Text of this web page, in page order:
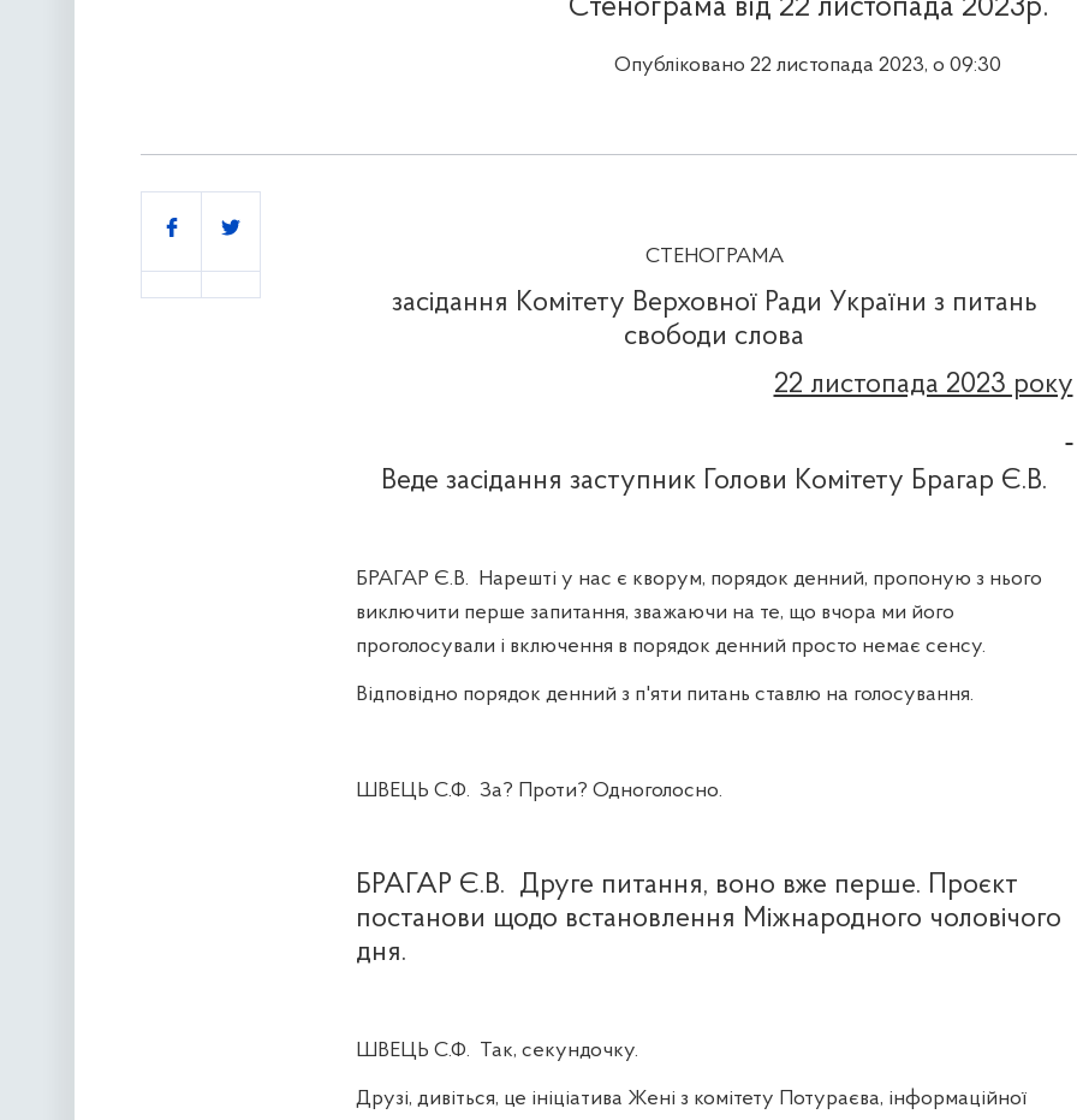
Стенограма від 22 листопада 2023р.
Опубліковано 22 листопада 2023, о 09:30
СТЕНОГРАМА
засідання Комітету Верховної Ради України з питань
свободи слова
22 листопада 2023 року
Веде засідання заступник Голови Комітету Брагар Є.В.
БРАГАР Є.В. Нарешті у нас є кворум, порядок денний, пропоную з нього
виключити перше запитання, зважаючи на те, що вчора ми його
проголосували і включення в порядок денний просто немає сенсу.
Відповідно порядок денний з п'яти питань ставлю на голосування.
ШВЕЦЬ С.Ф. За? Проти? Одноголосно.
БРАГАР Є.В. Друге питання, воно вже перше. Проєкт
постанови щодо встановлення Міжнародного чоловічого
дня.
ШВЕЦЬ С.Ф. Так, секундочку.
Друзі, дивіться, це ініціатива Жені з комітету Потураєва, інформаційної
Поділитись